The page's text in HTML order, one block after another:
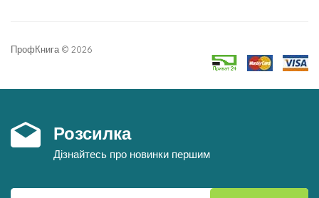
ПрофКнига © 2026
Розсилка
Дізнайтесь про новинки першим